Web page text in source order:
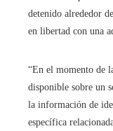
detenido alrededor
en libertad con una
“En el momento de
disponible sobre un
la información de
específica